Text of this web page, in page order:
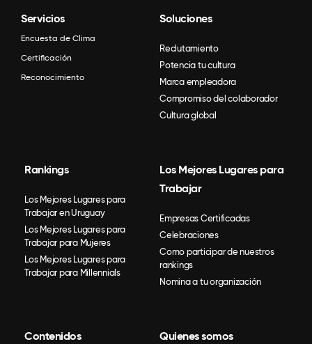
Servicios
Encuesta de Clima
Certificación
Reconocimiento
Soluciones
Reclutamiento
Potencia tu cultura
Marca empleadora
Compromiso del colaborador
Cultura global
Rankings
Los Mejores Lugares para
Trabajar en Uruguay
Los Mejores Lugares para
Trabajar para Mujeres
Los Mejores Lugares para
Trabajar para Millennials
Los Mejores Lugares para
Trabajar
Empresas Certificadas
Celebraciones
Como participar de nuestros
rankings
Nomina a tu organización
Contenidos Quienes somos